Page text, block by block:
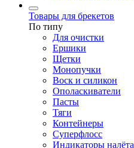
Товары для брекетов
По типу
Для очистки
Ершики
Щетки
Монопучки
Воск и силикон
Ополаскиватели
Пасты
Тяги
Контейнеры
Суперфлосс
Индикаторы налёта